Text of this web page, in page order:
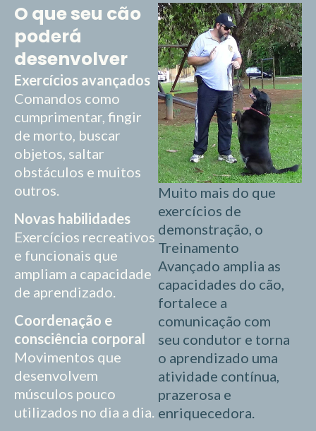
O que seu cão
poderá
desenvolver
Exercícios avançados
Comandos como
cumprimentar, fingir
de morto, buscar
objetos, saltar
obstáculos e muitos
outros.
Novas habilidades
Exercícios recreativos
e funcionais que
ampliam a capacidade
de aprendizado.
Coordenação e
consciência corporal
Movimentos que
desenvolvem
músculos pouco
utilizados no dia a dia.
Muito mais do que
exercícios de
demonstração, o
Treinamento
Avançado amplia as
capacidades do cão,
fortalece a
comunicação com
seu condutor e torna
o aprendizado uma
atividade contínua,
prazerosa e
enriquecedora.